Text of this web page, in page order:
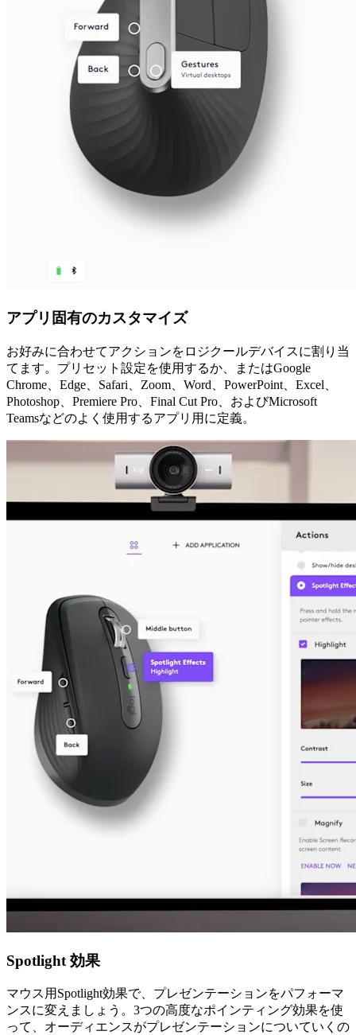
アプリ固有のカスタマイズ
お好みに合わせてアクションをロジクールデバイスに割り当
てます。プリセット設定を使用するか、またはGoogle
Chrome、Edge、Safari、Zoom、Word、PowerPoint、Excel、
Photoshop、Premiere Pro、Final Cut Pro、およびMicrosoft
Teamsなどのよく使用するアプリ用に定義。
Spotlight 効果
マウス用Spotlight効果で、プレゼンテーションをパフォーマ
ンスに変えましょう。3つの高度なポインティング効果を使
って、オーディエンスがプレゼンテーションについていくの